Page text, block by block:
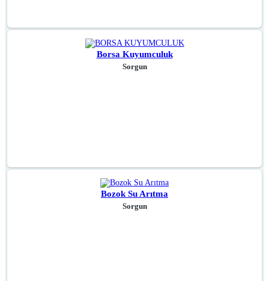
Borsa Kuyumculuk
Sorgun
Bozok Su Arıtma
Sorgun